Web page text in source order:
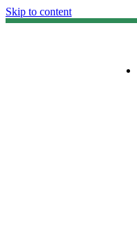
Skip to content